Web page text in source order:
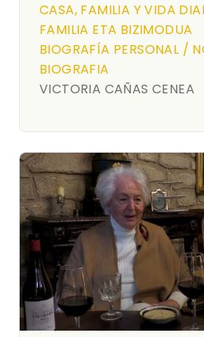
CASA, FAMILIA Y VIDA
FAMILIA ETA BIZIMODUA
BIOGRAFÍA PERSONAL /
BIOGRAFIA
VICTORIA CAÑAS CENEA